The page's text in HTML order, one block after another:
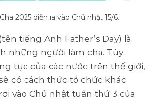
2025 diễn ra vào Chủ nhật 15/6.
tiếng Anh Father’s Day) là
những người làm cha. Tùy
tục của các nước trên thế giới,
có cách thức tổ chức khác
vào Chủ nhật tuần thứ 3 của